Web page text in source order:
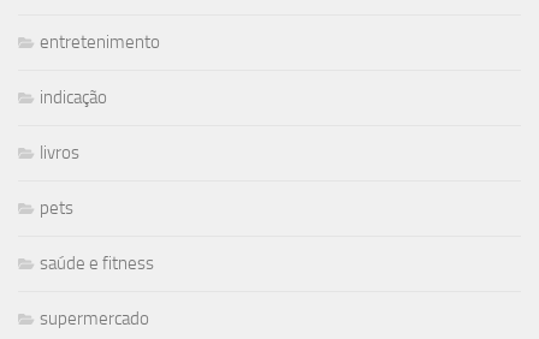
entretenimento
indicação
livros
pets
saúde e fitness
supermercado